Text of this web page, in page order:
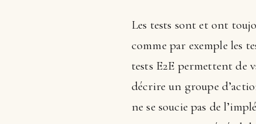
Les tests sont et ont
comme par exemple les
tests E2E permettent de
décrire un groupe
ne se soucie pas de